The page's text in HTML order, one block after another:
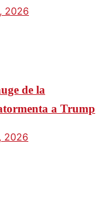
2026
de la
a Trump
2026